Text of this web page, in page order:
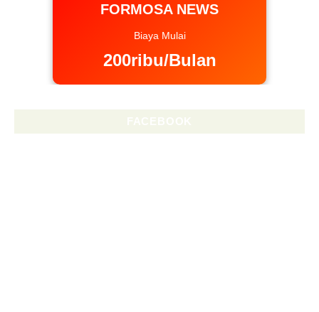
FORMOSA NEWS
Biaya Mulai
200ribu/Bulan